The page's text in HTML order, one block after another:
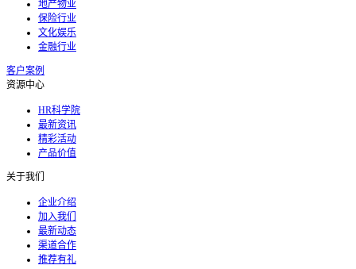
地产物业
保险行业
文化娱乐
金融行业
客户案例
资源中心
HR科学院
最新资讯
精彩活动
产品价值
关于我们
企业介绍
加入我们
最新动态
渠道合作
推荐有礼